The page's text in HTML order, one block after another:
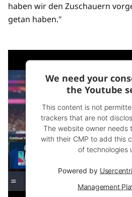
haben wir den Zuschauern
getan haben."
We need your
the Youtube
This content is not
trackers that are not
The website owner needs
with their CMP to add this
of technologies
Powered by
Management